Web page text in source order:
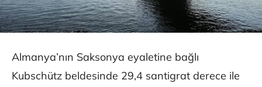
Almanya’nın Saksonya eyaletine bağlı
Kubschütz beldesinde 29,4 santigrat derece ile